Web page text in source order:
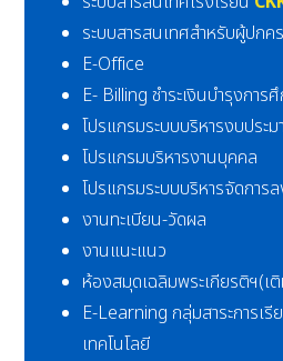
ระบบสารสนเทศสำหรับผู้ปกค
E-Office
E- Billing ชำระเงินบำรุงการ
โปรแกรมระบบบริหารงบประ
โปรแกรมบริหารงานบุคคล
โปรแกรมระบบบริหารจัดการ
งานทะเบียน-วัดผล
งานแนะแนว
ห้องสมุดเฉลิมพระเกียรติฯ(เ
E-Learning กลุ่มสาระการเ
เทคโนโลยี